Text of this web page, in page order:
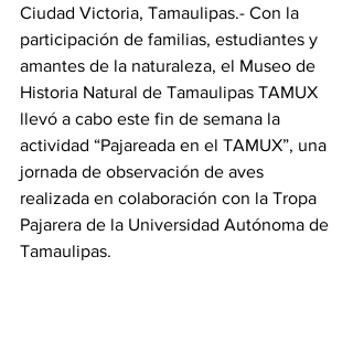
Ciudad Victoria, Tamaulipas.- Con la
participación de familias, estudiantes y
amantes de la naturaleza, el Museo de
Historia Natural de Tamaulipas TAMUX
llevó a cabo este fin de semana la
actividad “Pajareada en el TAMUX”, una
jornada de observación de aves
realizada en colaboración con la Tropa
Pajarera de la Universidad Autónoma de
Tamaulipas.